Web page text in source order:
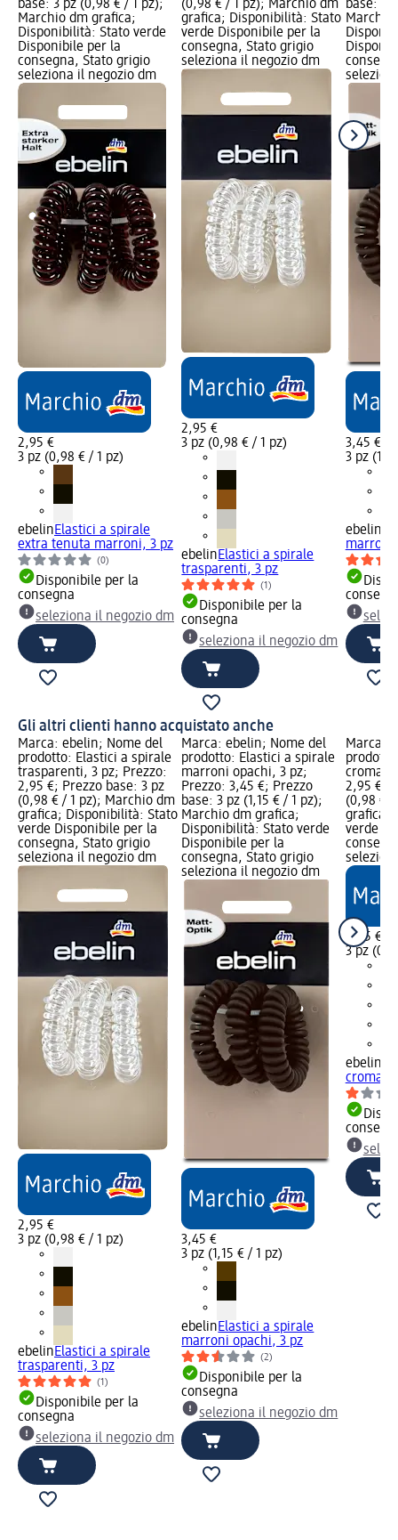
base: 3 pz (0,98 € / 1 pz);
Marchio dm grafica;
Disponibilità: Stato verde
Disponibile per la
consegna, Stato grigio
seleziona il negozio dm
2,95 €
3 pz (0,98 € / 1 pz)
ebelinElastici a spirale
extra tenuta marroni, 3 pz
(0)
Disponibile per la
consegna
seleziona il negozio dm
(0,98 € / 1 pz); Marchio dm
grafica; Disponibilità: Stato
verde Disponibile per la
consegna, Stato grigio
seleziona il negozio dm
2,95 €
3 pz (0,98 € / 1 pz)
ebelinElastici a spirale
trasparenti, 3 pz
(1)
Disponibile per la
consegna
seleziona il negozio dm
base: 3
Marchio
3,45 €
3 pz
ebelin
marroni
Gli altri clienti hanno acquistato anche
Marca: ebelin; Nome del
prodotto: Elastici a spirale
trasparenti, 3 pz; Prezzo:
2,95 €; Prezzo base: 3 pz
(0,98 € / 1 pz); Marchio dm
grafica; Disponibilità: Stato
verde Disponibile per la
consegna, Stato grigio
seleziona il negozio dm
2,95 €
3 pz (0,98 € / 1 pz)
ebelinElastici a spirale
trasparenti, 3 pz
(1)
Disponibile per la
consegna
seleziona il negozio dm
Marca: ebelin; Nome del
prodotto: Elastici a spirale
marroni opachi, 3 pz;
Prezzo: 3,45 €; Prezzo
base: 3 pz (1,15 € / 1 pz);
Marchio dm grafica;
Disponibilità: Stato verde
Disponibile per la
consegna, Stato grigio
seleziona il negozio dm
3,45 €
3 pz (1,15 € / 1 pz)
ebelinElastici a spirale
marroni opachi, 3 pz
(2)
Disponibile per la
consegna
seleziona il negozio dm
Marca:
cromati,
2,95 €;
(0,98 € /
grafica;
verde
2,95 €
3 pz
ebelin
cromati,